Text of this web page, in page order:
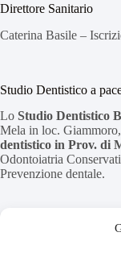
Direttore Sanitario
Caterina Basile –
Studio Dentistico a
Lo Studio Dentistico
Mela in loc.
dentistico in Prov. di
Odontoiatria
Prevenzione dentale.
CENTRO